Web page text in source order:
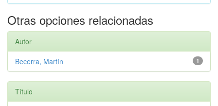
Otras opciones relacionadas
Autor
1
Becerra, Martín
Título